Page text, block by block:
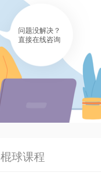
问题没解决？
直接在线咨询
球课程